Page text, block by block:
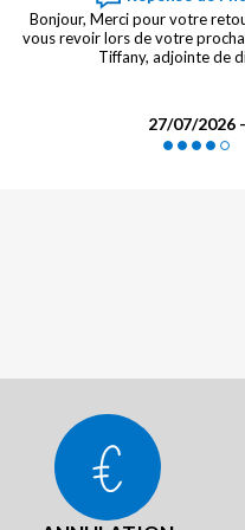
Bonjour, Merci pour votre
vous revoir lors de votre
Tiffany, adjointe de
27/07/2026 -
impressions à la suite de votre
recommandation représentent
motivation pour toute notre
de direction
18/07/2026 -